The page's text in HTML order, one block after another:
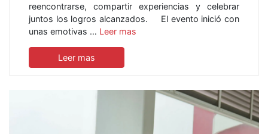
reencontrarse, compartir experiencias y celebrar
juntos los logros alcanzados. El evento inició con
unas emotivas … Leer mas
Leer mas